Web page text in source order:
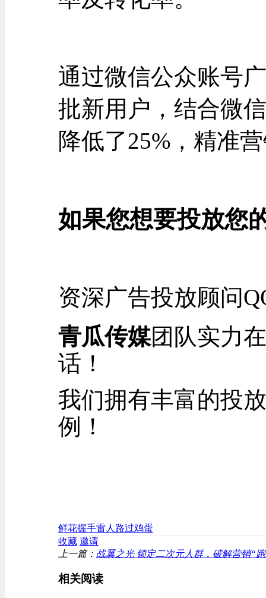
通过微信公众账号
批新用户，结合微
降低了25%，精准
如果您想要投放您
资深广告投放顾问
青瓜传媒团队实力
话！
我们拥有丰富的投
例！
鲜花握手雷人 路过鸡蛋
收藏 邀请
上一篇： 战翼之光 锁定二次元人群，破解营销“
相关阅读